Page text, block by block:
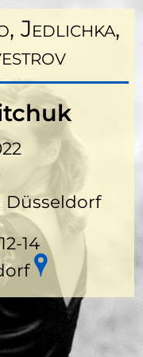
Jedlichka,
Düsseldorf
14